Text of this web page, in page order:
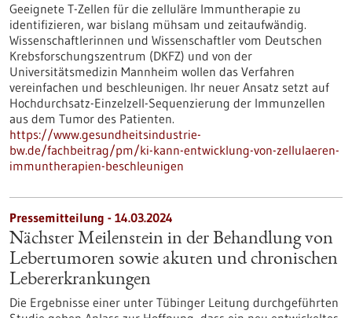
Geeignete T-Zellen für die zelluläre Immuntherapie zu
identifizieren, war bislang mühsam und zeitaufwändig.
Wissenschaftlerinnen und Wissenschaftler vom Deutschen
Krebsforschungszentrum (DKFZ) und von der
Universitätsmedizin Mannheim wollen das Verfahren
vereinfachen und beschleunigen. Ihr neuer Ansatz setzt auf
Hochdurchsatz-Einzelzell-Sequenzierung der Immunzellen
aus dem Tumor des Patienten.
https://www.gesundheitsindustrie-
bw.de/fachbeitrag/pm/ki-kann-entwicklung-von-zellulaeren-
immuntherapien-beschleunigen
Pressemitteilung - 14.03.2024
Nächster Meilenstein in der Behandlung von
Lebertumoren sowie akuten und chronischen
Lebererkrankungen
Die Ergebnisse einer unter Tübinger Leitung durchgeführten